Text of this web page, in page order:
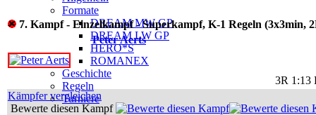
Formate
DREAM MW GP
DREAM LW GP
HERO*S
ROMANEX
Geschichte
Regeln
Turniere
7. Kampf - Einzelkampf - Superkampf, K-1 Regeln (3x3min,
Peter Aerts
3R 1:13
Kämpfer vergleichen
Bewerte diesen Kampf